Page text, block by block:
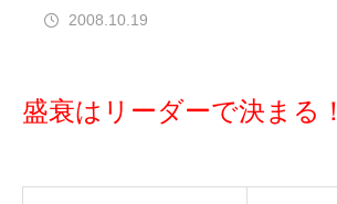
2008.10.19
盛衰はリーダーで決まる！